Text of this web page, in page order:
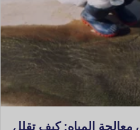
المياه: كيف تقلل